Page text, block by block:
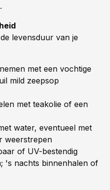
levensduur van je
met een vochtige
mild zeepsop
met teakolie of een
water, eventueel met
weerstrepen
of UV-bestendig
's nachts binnenhalen of